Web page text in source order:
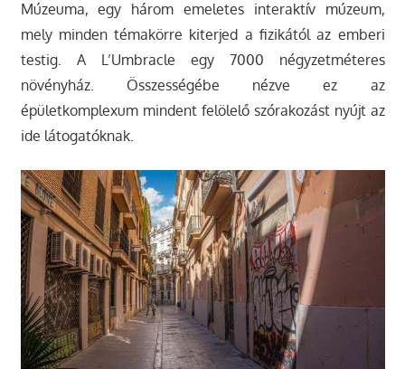
Múzeuma, egy három emeletes interaktív múzeum,
mely minden témakörre kiterjed a fizikától az emberi
testig. A L’Umbracle egy 7000 négyzetméteres
növényház. Összességébe nézve ez az
épületkomplexum mindent felölelő szórakozást nyújt az
ide látogatóknak.